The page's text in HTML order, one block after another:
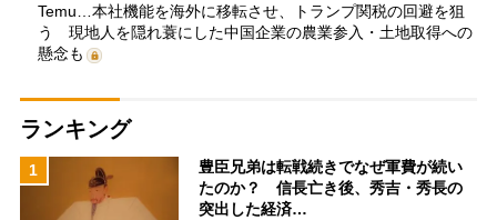
Temu…本社機能を海外に移転させ、トランプ関税の回避を狙
う 現地人を隠れ蓑にした中国企業の農業参入・土地取得への
懸念も
ランキング
1
豊臣兄弟は転戦続きでなぜ軍費が続い
たのか？ 信長亡き後、秀吉・秀長の
突出した経済…